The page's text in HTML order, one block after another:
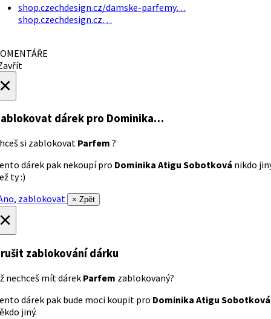
shop.czechdesign.cz/damske-parfemy…
shop.czechdesign.cz…
dárek pro Dominika…
si zablokovat Parfem ?
dárek pak nekoupí pro Dominika Atigu Sobotková nikdo
ty :)
zablokovat
× Zpět
zablokování dárku
nechceš mít dárek Parfem zablokovaný?
dárek pak bude moci koupit pro Dominika Atigu Sobotková
jiný.